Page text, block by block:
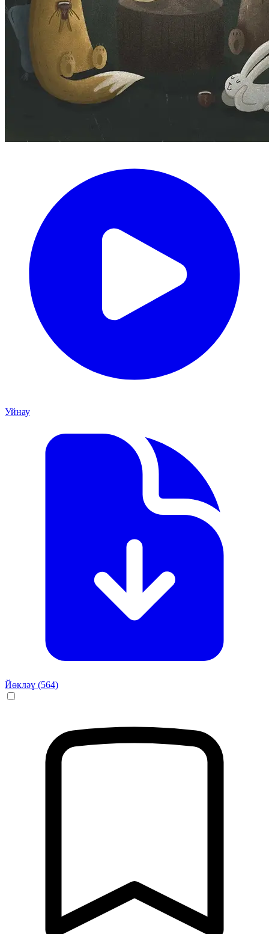
Уйнау
Йөкләү (564)